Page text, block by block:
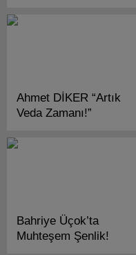
SAHİPLERİNİ
Ahmet DİKER “Artık
Veda Zamanı!”
Bahriye Üçok’ta
Muhteşem Şenlik!